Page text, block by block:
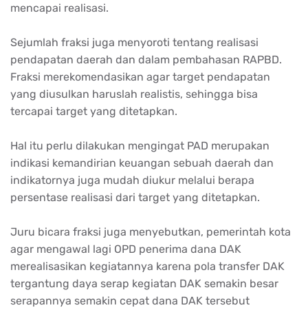
mencapai realisasi.
Sejumlah fraksi juga menyoroti tentang realisasi
pendapatan daerah dan dalam pembahasan RAPBD.
Fraksi merekomendasikan agar target pendapatan
yang diusulkan haruslah realistis, sehingga bisa
tercapai target yang ditetapkan.
Hal itu perlu dilakukan mengingat PAD merupakan
indikasi kemandirian keuangan sebuah daerah dan
indikatornya juga mudah diukur melalui berapa
persentase realisasi dari target yang ditetapkan.
Juru bicara fraksi juga menyebutkan, pemerintah kota
agar mengawal lagi OPD penerima dana DAK
merealisasikan kegiatannya karena pola transfer DAK
tergantung daya serap kegiatan DAK semakin besar
serapannya semakin cepat dana DAK tersebut